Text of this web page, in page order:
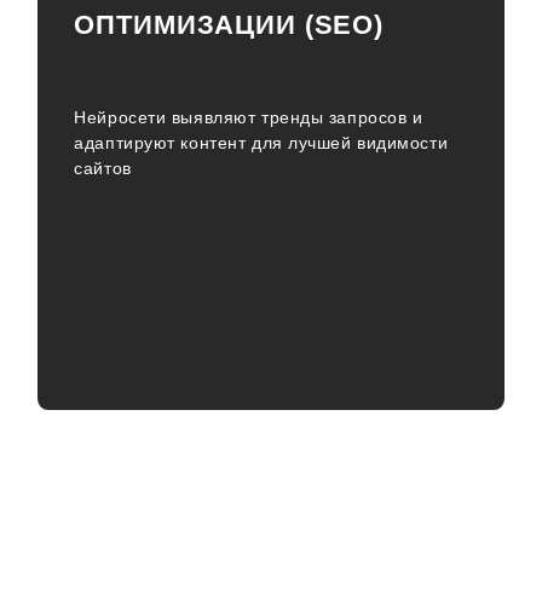
ОПТИМИЗАЦИИ (SEO)
Нейросети выявляют тренды запросов и
адаптируют контент для лучшей видимости
сайтов